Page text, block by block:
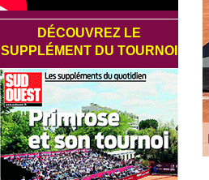
DÉCOUVREZ LE
SUPPLÉMENT DU TOURNOI